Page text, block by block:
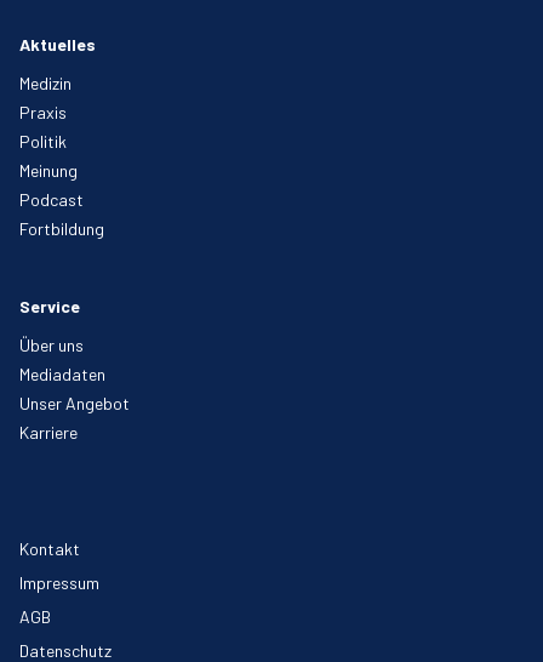
Aktuelles
Medizin
Praxis
Politik
Meinung
Podcast
Fortbildung
Service
Über uns
Mediadaten
Unser Angebot
Karriere
Kontakt
Impressum
AGB
Datenschutz